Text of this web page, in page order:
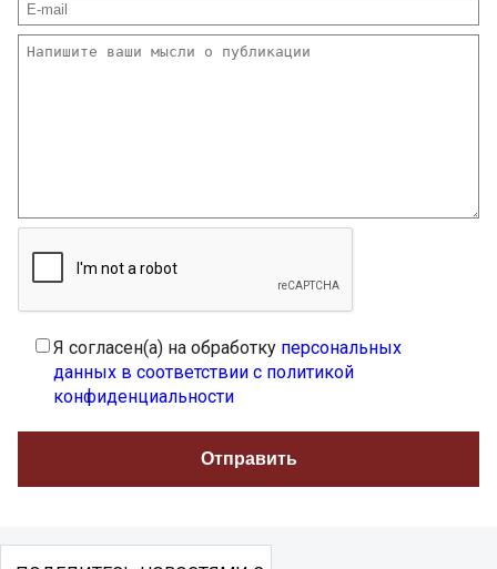
Я согласен(а) на обработку персональных
данных в соответствии с политикой
конфиденциальности